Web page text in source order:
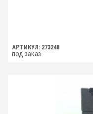
АРТИКУЛ: 273248
под заказ